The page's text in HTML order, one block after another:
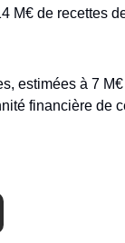
M€ de recettes
estimées à 7
financière de